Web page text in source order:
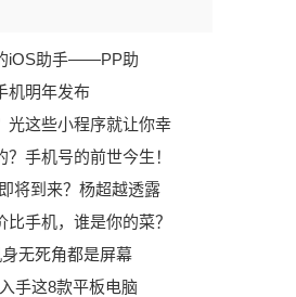
iOS助手——PP助
机明年发布
光这些小程序就让你幸
手机号的前世今生！
将到来？杨超越透露
手机，谁是你的菜？
无死角都是屏幕
手这8款平板电脑